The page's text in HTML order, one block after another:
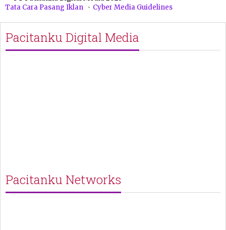
Tata Cara Pasang Iklan
Cyber Media Guidelines
Pacitanku Digital Media
Pacitanku Networks